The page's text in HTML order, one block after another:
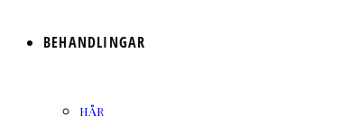
BEHANDLINGAR
HÅR